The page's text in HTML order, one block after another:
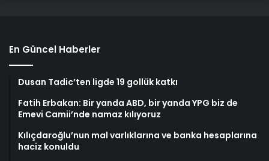
En Güncel Haberler
Dusan Tadic’ten ligde 19 gollük katkı
Fatih Erbakan: Bir yanda ABD, bir yanda YPG biz de
Emevi Camii’nde namaz kılıyoruz
Kılıçdaroğlu’nun mal varlıklarına ve banka hesaplarına
haciz konuldu